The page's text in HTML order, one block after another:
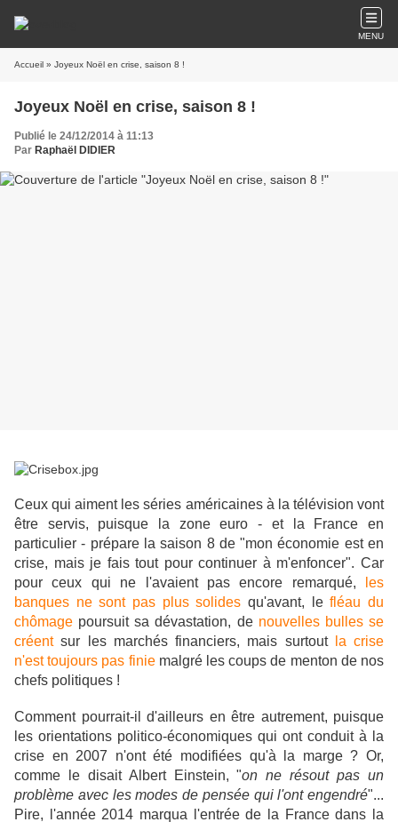
MENU
Accueil » Joyeux Noël en crise, saison 8 !
Joyeux Noël en crise, saison 8 !
Publié le 24/12/2014 à 11:13
Par Raphaël DIDIER
Ceux qui aiment les séries américaines à la télévision vont
être servis, puisque la zone euro - et la France en
particulier - prépare la saison 8 de "mon économie est en
crise, mais je fais tout pour continuer à m'enfoncer". Car
pour ceux qui ne l'avaient pas encore remarqué,
les
banques ne sont pas plus solides qu'avant, lefléau du
chômage poursuit sa dévastation, de nouvelles bulles se
créentsur les marchés financiers, mais surtout
la crise
n'est toujours pas finiemalgré les coups de menton de nos
chefs politiques !
Comment pourrait-il d'ailleurs en être autrement, puisque
les orientations politico-économiques qui ont conduit à la
crise en 2007 n'ont été modifiées qu'à la marge ? Or,
comme le disait Albert Einstein, "on ne résout pas un
problème avec les modes de pensée qui l'ont engendré"...
Pire, l'année 2014 marqua l'entrée de la France dans la